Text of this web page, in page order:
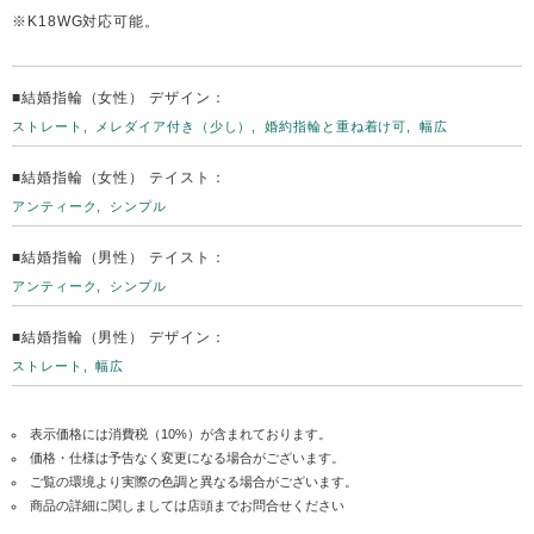
※K18WG対応可能。
■結婚指輪（女性） デザイン：
ストレート メレダイア付き（少し） 婚約指輪と重ね着け可 幅広
■結婚指輪（女性） テイスト：
アンティーク シンプル
■結婚指輪（男性） テイスト：
アンティーク シンプル
■結婚指輪（男性） デザイン：
ストレート 幅広
表示価格には消費税（10%）が含まれております。
価格・仕様は予告なく変更になる場合がございます。
ご覧の環境より実際の色調と異なる場合がございます。
商品の詳細に関しましては店頭までお問合せください